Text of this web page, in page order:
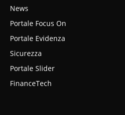
News
Portale Focus On
Portale Evidenza
Sicurezza
Portale Slider
FinanceTech